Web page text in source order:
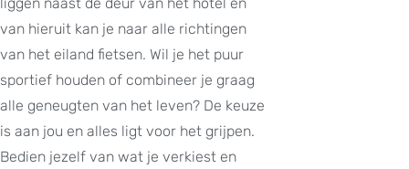
van hieruit kan je naar alle richtingen
van het eiland fietsen. Wil je het puur
sportief houden of combineer je graag
alle geneugten van het leven? De keuze
is aan jou en alles ligt voor het grijpen.
Bedien jezelf van wat je verkiest en